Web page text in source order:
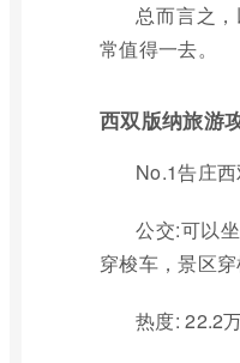
总而言之
常值得一去。
西双版纳旅游
No.1告庄
公交:可以
穿梭车，景区
热度: 22.2